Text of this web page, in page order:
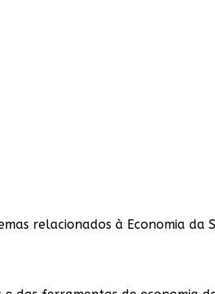
relacionados à Economia da